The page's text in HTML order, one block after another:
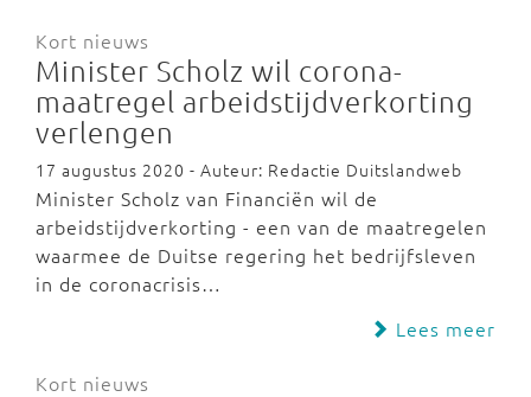
Kort nieuws
Minister Scholz wil corona-
maatregel arbeidstijdverkorting
verlengen
17 augustus 2020 - Auteur: Redactie Duitslandweb
Minister Scholz van Financiën wil de
arbeidstijdverkorting - een van de maatregelen
waarmee de Duitse regering het bedrijfsleven
in de coronacrisis…
Lees meer
Kort nieuws